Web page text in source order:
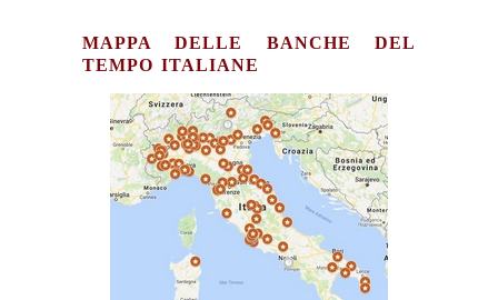
MAPPA DELLE BANCHE DEL
TEMPO ITALIANE